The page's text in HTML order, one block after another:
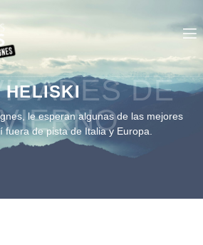
HELISKI
le esperan algunas de las mejores
fuera de pista de Italia y Europa.
DE